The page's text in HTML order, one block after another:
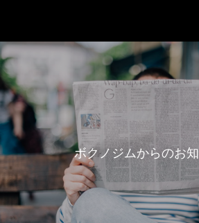
ボクノジムからのお知